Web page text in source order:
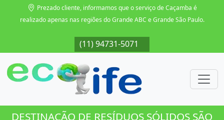
Prezado cliente, informamos que o serviço de Caçamba é
realizado apenas nas regiões do Grande ABC e Grande São Paulo.
(11) 94731-5071
DESTINAÇÃO DE RESÍDUOS SÓLIDOS SÃO